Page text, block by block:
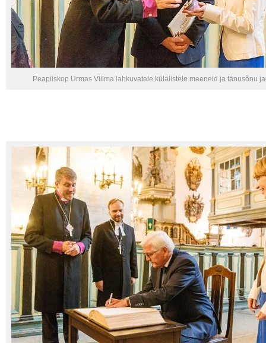
Peapiiskop Urmas Viilma lahkuvatele külalistele meeneid ja tänusõnu